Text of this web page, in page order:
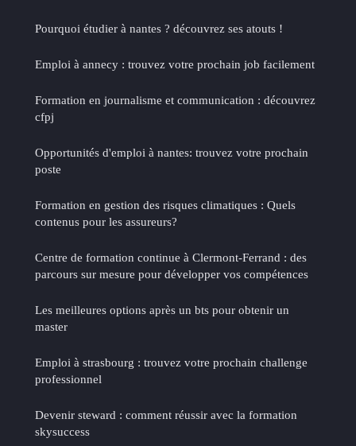
Pourquoi étudier à nantes ? découvrez ses atouts !
Emploi à annecy : trouvez votre prochain job facilement
Formation en journalisme et communication : découvrez
cfpj
Opportunités d'emploi à nantes: trouvez votre prochain
poste
Formation en gestion des risques climatiques : Quels
contenus pour les assureurs?
Centre de formation continue à Clermont-Ferrand : des
parcours sur mesure pour développer vos compétences
Les meilleures options après un bts pour obtenir un
master
Emploi à strasbourg : trouvez votre prochain challenge
professionnel
Devenir steward : comment réussir avec la formation
skysuccess